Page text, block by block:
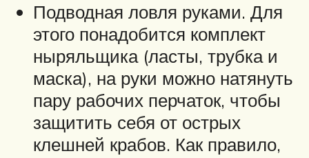
Подводная ловля руками. Для
этого понадобится комплект
ныряльщика (ласты, трубка и
маска), на руки можно натянуть
пару рабочих перчаток, чтобы
защитить себя от острых
клешней крабов. Как правило,